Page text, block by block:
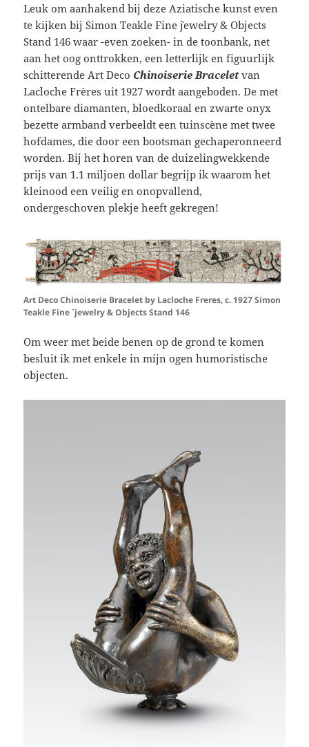
Leuk om aanhakend bij deze Aziatische kunst even
te kijken bij Simon Teakle Fine `jewelry & Objects
Stand 146 waar -even zoeken- in de toonbank, net
aan het oog onttrokken, een letterlijk en figuurlijk
schitterende Art Deco Chinoiserie Braceletvan
Lacloche Frères uit 1927 wordt aangeboden. De met
ontelbare diamanten, bloedkoraal en zwarte onyx
bezette armband verbeeldt een tuinscène met twee
hofdames, die door een bootsman gechaperonneerd
worden. Bij het horen van de duizelingwekkende
prijs van 1.1 miljoen dollar begrijp ik waarom het
kleinood een veilig en onopvallend,
ondergeschoven plekje heeft gekregen!
Art Deco Chinoiserie Bracelet by Lacloche Freres, c. 1927 Simon
Teakle Fine `jewelry & Objects Stand 146
Om weer met beide benen op de grond te komen
besluit ik met enkele in mijn ogen humoristische
objecten.